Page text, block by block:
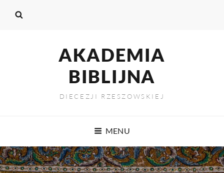
AKADEMIA
BIBLIJNA
DIECEZJI RZESZOWSKIEJ
MENU